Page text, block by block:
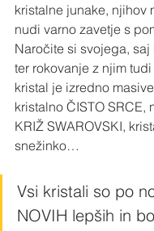
kristalne junake, njihov
nudi varno zavetje s
Naročite si svojega,
ter rokovanje z njim
kristal je izredno
kristalno ČISTO SRCE,
KRIŽ SWAROVSKI,
snežinko…
Vsi kristali so po
NOVIH lepših in